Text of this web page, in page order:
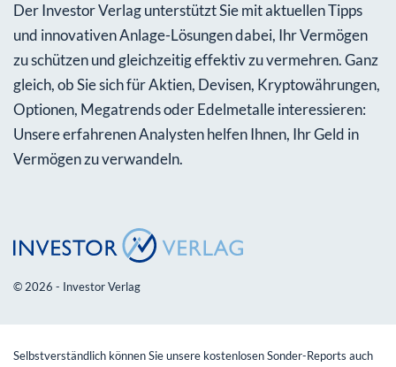
Der Investor Verlag unterstützt Sie mit aktuellen Tipps
und innovativen Anlage-Lösungen dabei, Ihr Vermögen
zu schützen und gleichzeitig effektiv zu vermehren. Ganz
gleich, ob Sie sich für Aktien, Devisen, Kryptowährungen,
Optionen, Megatrends oder Edelmetalle interessieren:
Unsere erfahrenen Analysten helfen Ihnen, Ihr Geld in
Vermögen zu verwandeln.
© 2026 - Investor Verlag
Selbstverständlich können Sie unsere kostenlosen Sonder-Reports auch